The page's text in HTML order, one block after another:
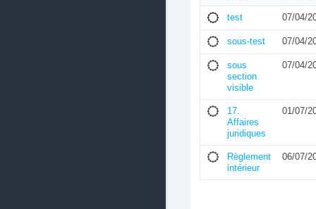
test 07/04/
sous-test 07/04/
sous
section
visible
07/04/
17.
Affaires
juridiques
01/07/
Règlement
intérieur
06/07/